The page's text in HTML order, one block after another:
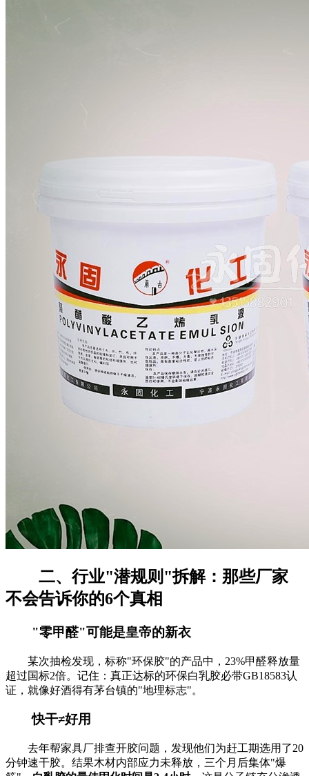
二、行业"潜规则"拆解：那些厂家
不会告诉你的6个真相
"零甲醛"可能是皇帝的新衣
某次抽检发现，标称"环保胶"的产品中，23%甲醛释放量
超过国标2倍。记住：真正达标的环保白乳胶必带GB18583认
证，就像好酒得有茅台镇的"地理标志"。
快干≠好用
去年帮家具厂排查开胶问题，发现他们为赶工期选用了20
分钟速干胶。结果木材内部应力未释放，三个月后集体"爆